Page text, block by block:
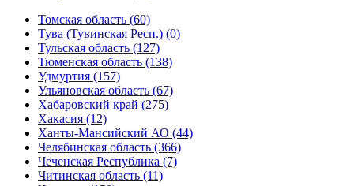
Томская область (60)
Тува (Тувинская Респ.) (0)
Тульская область (127)
Тюменская область (138)
Удмуртия (157)
Ульяновская область (67)
Хабаровский край (275)
Хакасия (12)
Ханты-Мансийский АО (44)
Челябинская область (366)
Чеченская Республика (7)
Читинская область (11)